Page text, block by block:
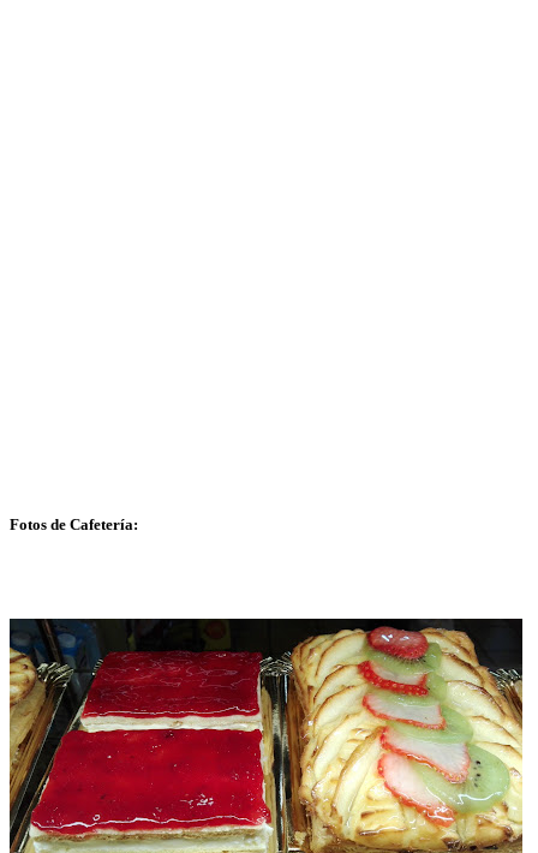
Fotos de Cafetería: